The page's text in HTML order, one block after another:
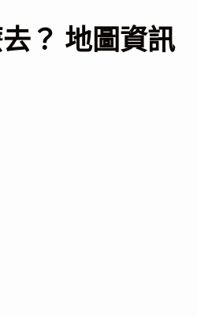
？ 地圖資訊